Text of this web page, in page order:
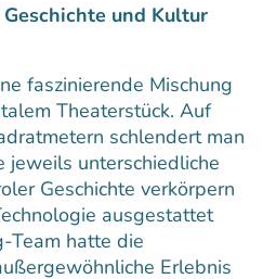
und Kultur
faszinierende Mischung
Theaterstück. Auf
schlendert man
jeweils unterschiedliche
Geschichte verkörpern
ausgestattet
Team hatte die
Erlebnis